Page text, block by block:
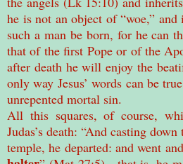
he is not an object of “woe,”
such a man be born, for he can
that of the first Pope or of the
after death he will enjoy the
only way Jesus’ words can be
unrepented mortal sin.
All this squares, of course,
Judas’s death: “And casting
temple, he departed: and went and